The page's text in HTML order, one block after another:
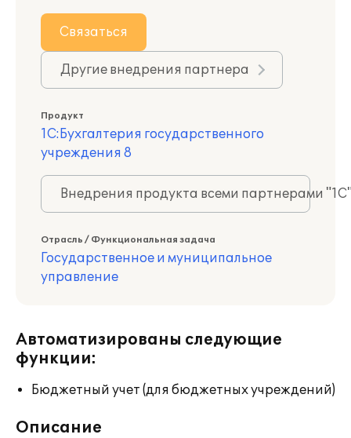
Связаться
Другие внедрения партнера
Продукт
1С:Бухгалтерия государственного
учреждения 8
Внедрения продукта всеми партнерами
Отрасль / Функциональная задача
Государственное и муниципальное
управление
Автоматизированы следующие
функции:
Бюджетный учет (для бюджетных учреждений)
Описание